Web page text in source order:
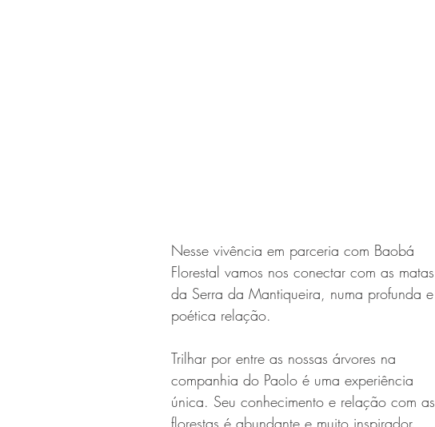
Nesse vivência em parceria com Baobá
Florestal vamos nos conectar com as matas
da Serra da Mantiqueira, numa profunda e
poética relação.
Trilhar por entre as nossas árvores na
companhia do Paolo é uma experiência
única. Seu conhecimento e relação com as